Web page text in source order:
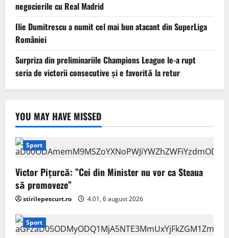
negocierile cu Real Madrid
Ilie Dumitrescu a numit cel mai bun atacant din SuperLiga
României
Surpriza din preliminariile Champions League le-a rupt
seria de victorii consecutive și e favorită la retur
YOU MAY HAVE MISSED
Sport
Victor Pițurcă: ”Cei din Minister nu vor ca Steaua
să promoveze”
stirilepescurt.ro 4:01, 6 august 2026
Sport